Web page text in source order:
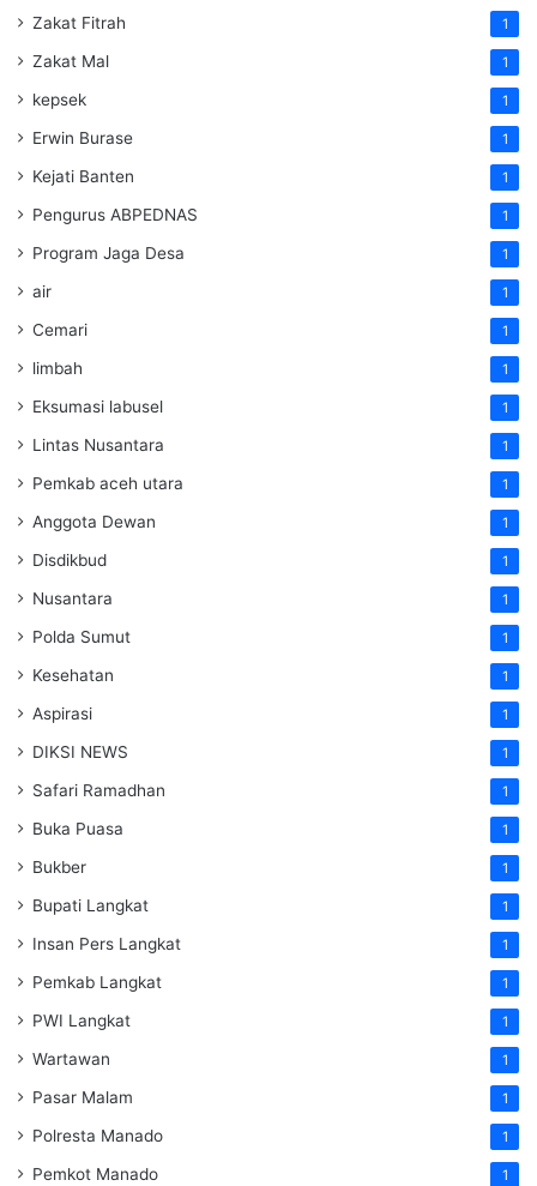
Zakat Fitrah 1
Zakat Mal 1
kepsek 1
Erwin Burase 1
Kejati Banten 1
Pengurus ABPEDNAS 1
Program Jaga Desa 1
air 1
Cemari 1
limbah 1
Eksumasi labusel 1
Lintas Nusantara 1
Pemkab aceh utara 1
Anggota Dewan 1
Disdikbud 1
Nusantara 1
Polda Sumut 1
Kesehatan 1
Aspirasi 1
DIKSI NEWS 1
Safari Ramadhan 1
Buka Puasa 1
Bukber 1
Bupati Langkat 1
Insan Pers Langkat 1
Pemkab Langkat 1
PWI Langkat 1
Wartawan 1
Pasar Malam 1
Polresta Manado 1
Pemkot Manado 1